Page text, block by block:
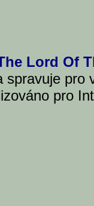
Lord Of
spravuje pro
pro